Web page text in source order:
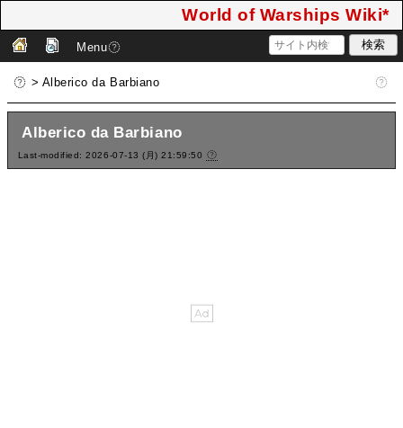
World of Warships Wiki*
Menu
> Alberico da Barbiano
Alberico da Barbiano
Last-modified: 2026-07-13 (月) 21:59:50